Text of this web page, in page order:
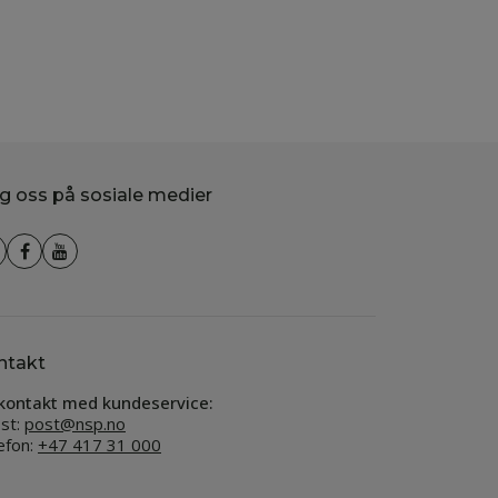
oss på sosiale medier
med kundeservice:
post@nsp.no
+47 417 31 000